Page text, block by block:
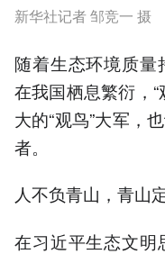
新华社记者 邹竞一 摄
随着生态环境质
在我国栖息繁衍，
大的“观鸟”大军，
者。
人不负青山，青山
在习近平生态文明